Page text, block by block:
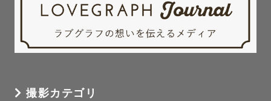
30秒~1分程度の動画を編集してデータにてお渡しします！
その日の思い出を高画質にまるっと残したい方におすすめ
撮影カテゴリ